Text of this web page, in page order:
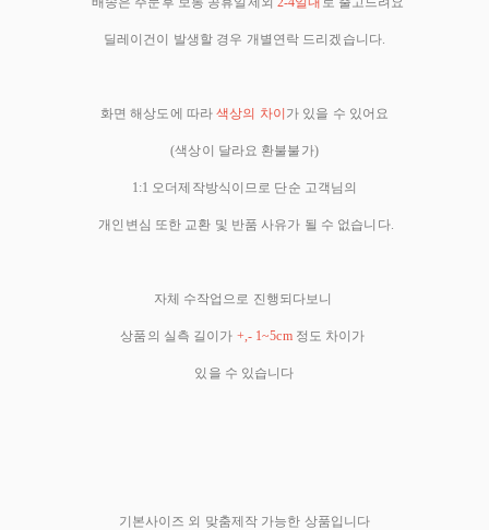
딜레이건이 발생할 경우 개별연락 드리겠습니다.
화면 해상도에 따라색상의 차이 가 있을 수 있어요
(색상이 달라요 환불불가)
1:1 오더제작방식이므로 단순 고객님의
개인변심 또한 교환 및 반품 사유가 될 수 없습니다.
자체 수작업으로 진행되다보니
상품의 실측 길이가 +,- 1~5cm정도 차이가
있을 수 있습니다
기본사이즈 외 맞춤제작 가능한 상품입니다